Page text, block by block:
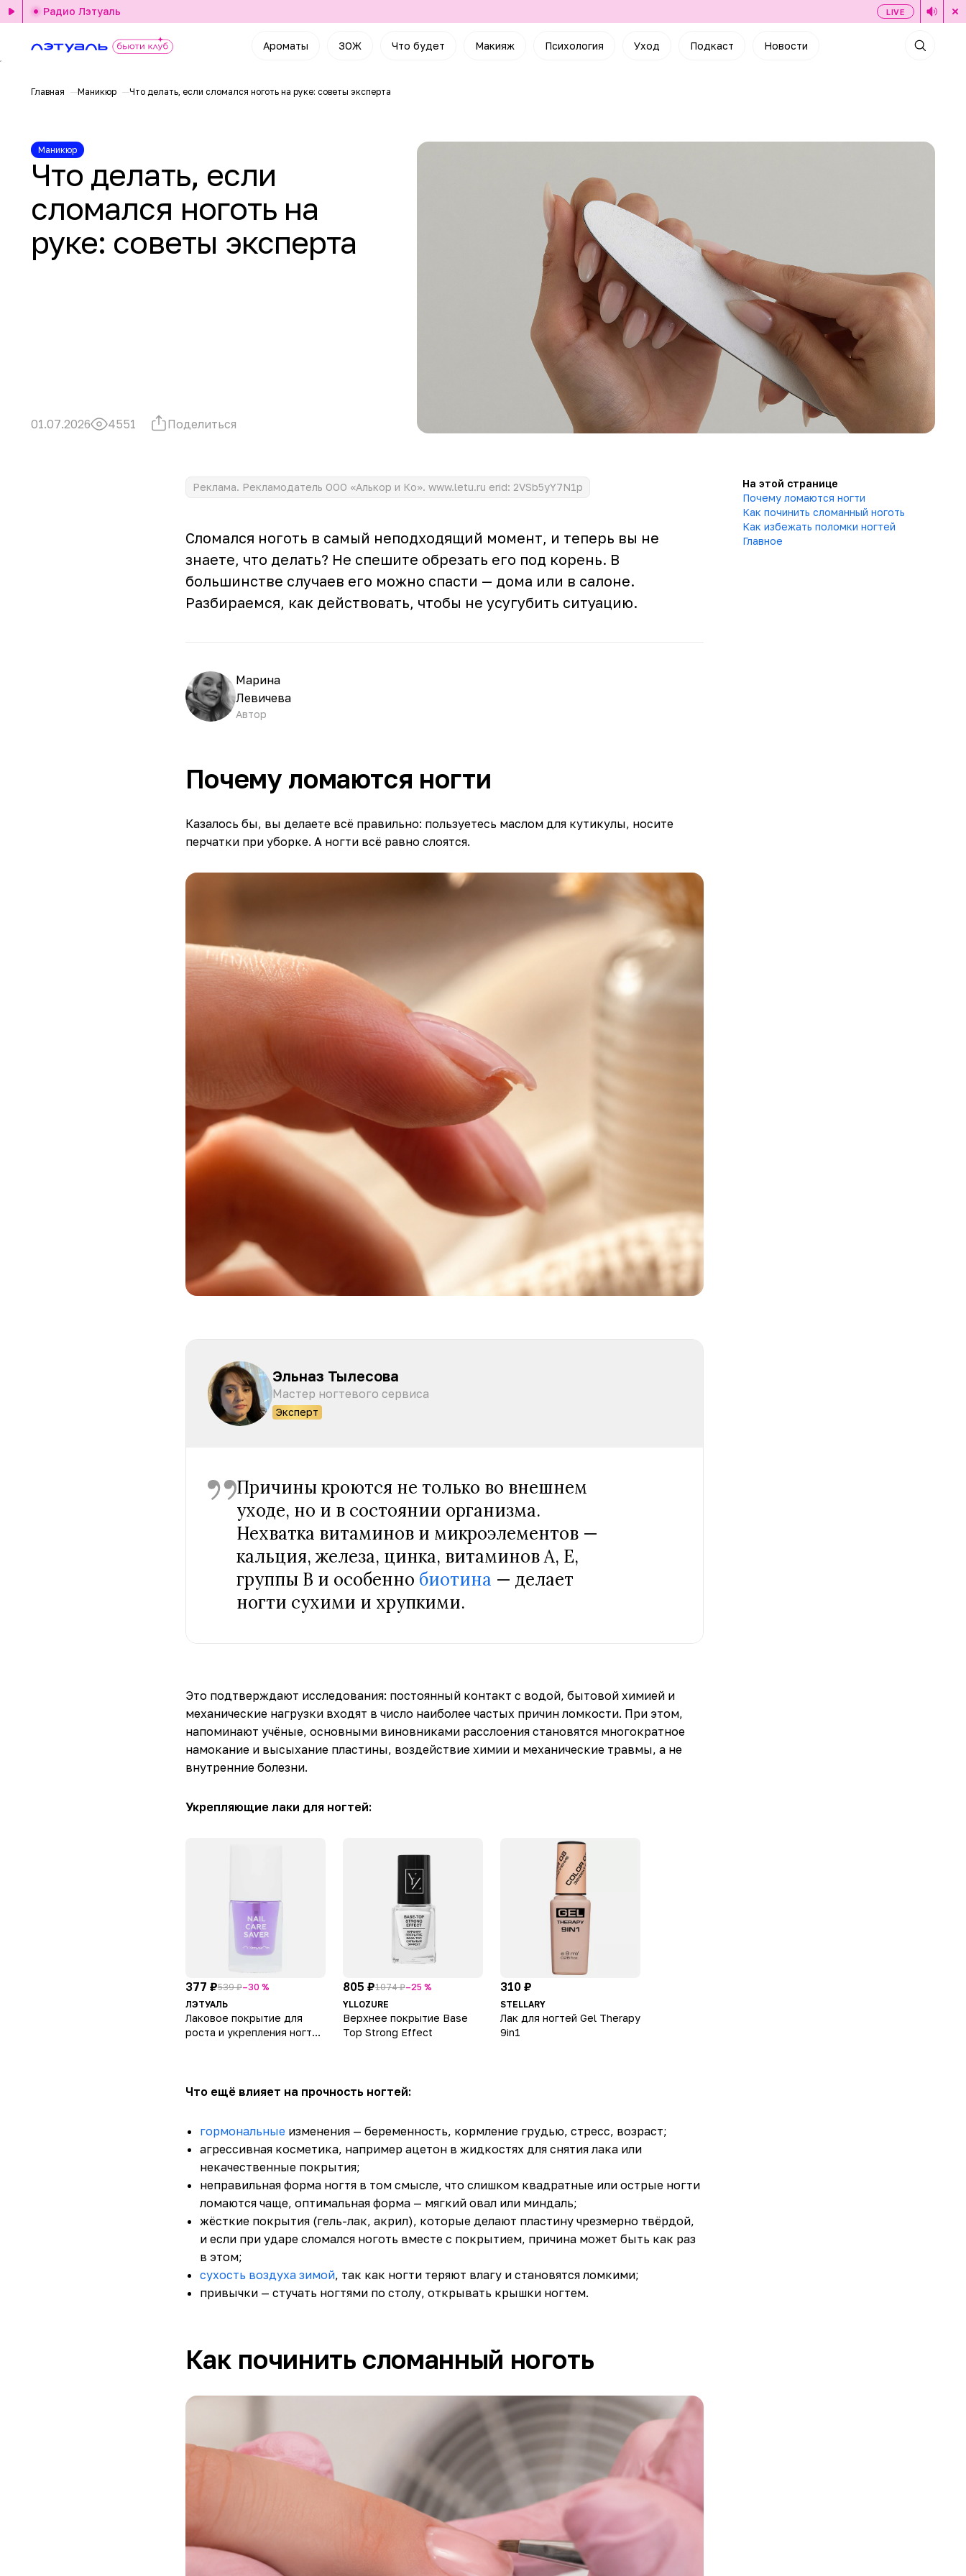
Ароматы ЗОЖ Что будет Макияж Психология Уход Подкаст Новости
Радио Лэтуаль LIVE
Главная Маникюр Что делать, если сломался ноготь на руке: советы эксперта
Маникюр
Что делать, если
сломался ноготь на
руке: советы эксперта
01.07.2026 4551 Поделиться
Реклама. Рекламодатель ООО «Алькор и Ко». www.letu.ru erid: 2VSb5yY7N1p
Сломался ноготь в самый неподходящий момент, и теперь вы не
знаете, что делать? Не спешите обрезать его под корень. В
большинстве случаев его можно спасти — дома или в салоне.
Разбираемся, как действовать, чтобы не усугубить ситуацию.
Марина
Левичева
Автор
На этой странице
Почему ломаются ногти
Как починить сломанный ноготь
Как избежать поломки ногтей
Главное
Почему ломаются ногти
Казалось бы, вы делаете всё правильно: пользуетесь маслом для кутикулы, носите
перчатки при уборке. А ногти всё равно слоятся.
Эльназ Тылесова
Мастер ногтевого сервиса
Эксперт
Причины кроются не только во внешнем
уходе, но и в состоянии организма.
Нехватка витаминов и микроэлементов —
кальция, железа, цинка, витаминов А, Е,
группы В и особенно биотина — делает
ногти сухими и хрупкими.
Это подтверждают исследования: постоянный контакт с водой, бытовой химией и
механические нагрузки входят в число наиболее частых причин ломкости. При этом,
напоминают учёные, основными виновниками расслоения становятся многократное
намокание и высыхание пластины, воздействие химии и механические травмы, а не
внутренние болезни.
Укрепляющие лаки для ногтей:
377 ₽539 ₽–30 %
ЛЭТУАЛЬ
Лаковое покрытие для
роста и укрепления ногтей
805 ₽1074 ₽–25 %
YLLOZURE
Верхнее покрытие Base
Top Strong Effect
310 ₽
STELLARY
Лак для ногтей Gel Therapy
9in1
Что ещё влияет на прочность ногтей:
гормональныеизменения — беременность, кормление грудью, стресс, возраст;
агрессивная косметика, например ацетон в жидкостях для снятия лака или
некачественные покрытия;
неправильная форма ногтя в том смысле, что слишком квадратные или острые ногти
ломаются чаще, оптимальная форма — мягкий овал или миндаль;
жёсткие покрытия (гель-лак, акрил), которые делают пластину чрезмерно твёрдой,
и если при ударе сломался ноготь вместе с покрытием, причина может быть как раз
в этом;
сухость воздуха зимой, так как ногти теряют влагу и становятся ломкими;
привычки — стучать ногтями по столу, открывать крышки ногтем.
Как починить сломанный ноготь